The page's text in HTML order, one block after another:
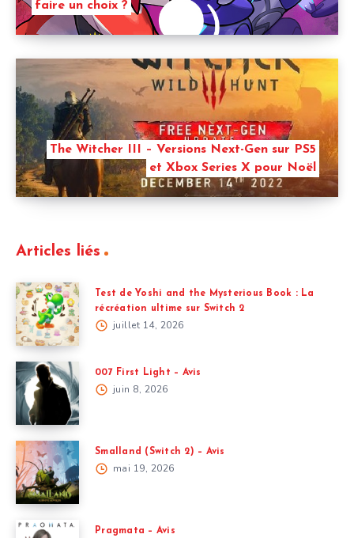
faire un choix ?
The Witcher III – Versions Next-Gen sur PS5
et Xbox Series X pour Noël
Articles liés
Test de Yoshi and the Mysterious Book : La
récréation ultime sur Switch 2
juillet 14, 2026
007 First Light – Avis
juin 8, 2026
Smalland (Switch 2) – Avis
mai 19, 2026
Pragmata – Avis